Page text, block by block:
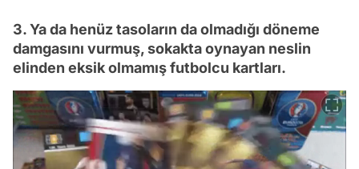
3. Ya da henüz tasoların da olmadığı döneme
damgasını vurmuş, sokakta oynayan neslin
elinden eksik olmamış futbolcu kartları.